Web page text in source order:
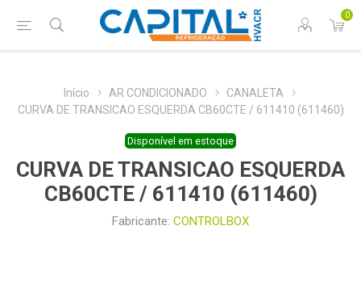
0
Início AR CONDICIONADO
CANALETA
CURVA DE TRANSICAO ESQUERDA CB60CTE / 611410 (611460)
Disponível em estoque
CURVA DE TRANSICAO ESQUERDA
CB60CTE / 611410 (611460)
Fabricante: CONTROLBOX